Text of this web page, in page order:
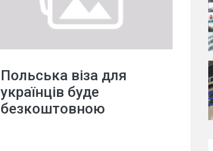
Польська віза для
українців буде
безкоштовною